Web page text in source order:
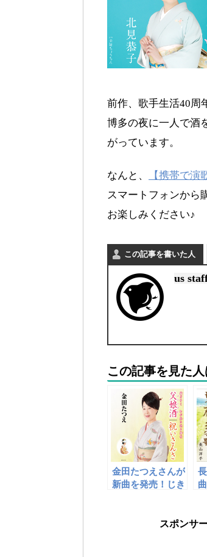
前作、歌手生活40周
博多の夜に一人で酒
がっています。
なんと、
【携帯で演
スマートフォンから
お楽しみください♪
この記事を書いた人
us
この記事を見た
金田たつえさんが
新曲を発売！じき
スポンサ